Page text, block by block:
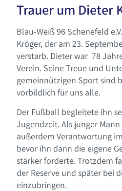
Trauer um Dieter
Blau-Weiß 96 Schenefeld
Kröger, der am 23.
verstarb. Dieter war 78
Verein. Seine Treue und
gemeinnützigen Sport sind
vorbildlich für uns alle.
Der Fußball begleitete ihn
Jugendzeit. Als junger
außerdem Verantwortung
bevor ihn dann die eigene
stärker forderte. Trotzdem
der Reserve und später bei
einzubringen.